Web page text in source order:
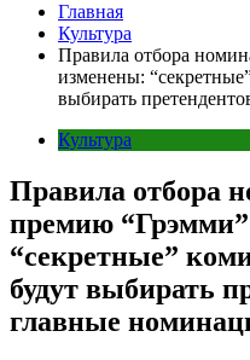
Главная
Культура
Правила отбора
изменены:
выбирать
Культура
Правила отбора
премию
“секретные”
будут выбирать
главные